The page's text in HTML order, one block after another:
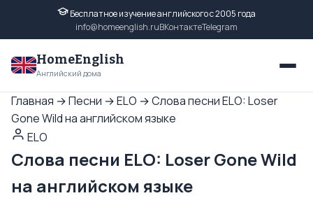
Бесплатное изучение английского с 2005 года
info@homeenglish.ruВКонтактеTelegram
HomeEnglish
Английский дома
Главная →Песни →ELO →Слова песни ELO: Loser
Gone Wild на английском языке
ELO
Слова песни ELO: Loser Gone Wild
на английском языке